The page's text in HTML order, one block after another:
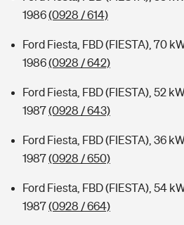
1986(0928 / 614)
Ford Fiesta, FBD (FIESTA), 70
1986(0928 / 642)
Ford Fiesta, FBD (FIESTA), 52
1987(0928 / 643)
Ford Fiesta, FBD (FIESTA), 36
1987(0928 / 650)
Ford Fiesta, FBD (FIESTA), 54
1987(0928 / 664)